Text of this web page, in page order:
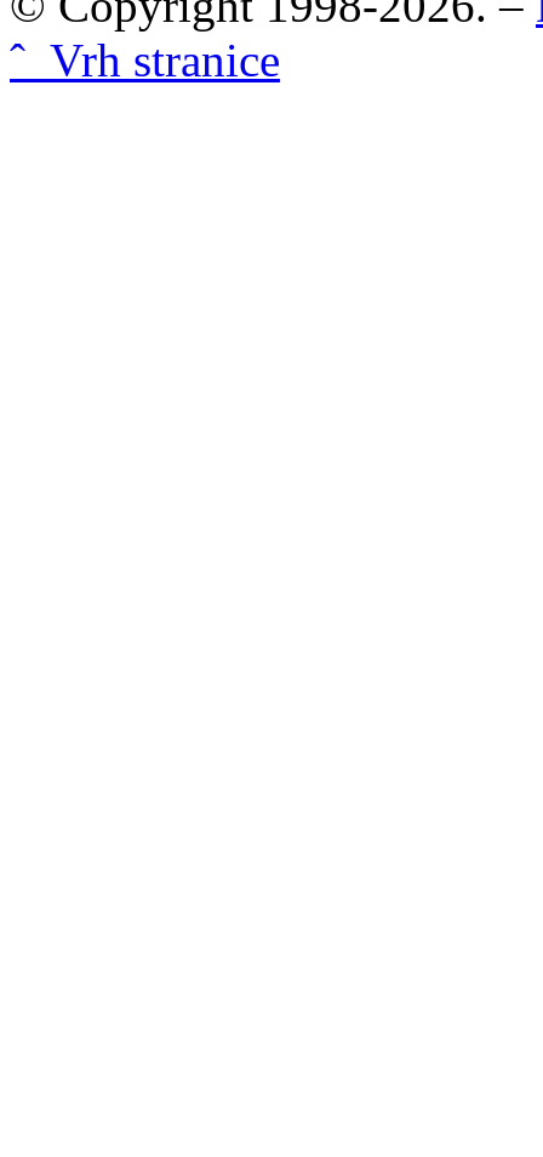
ˆ Vrh stranice